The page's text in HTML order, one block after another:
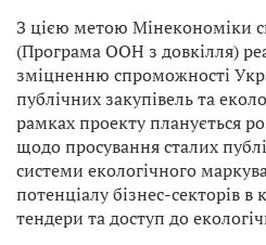
З цією метою Мінекономіки
(Програма ООН з довкілля)
зміцненню спроможності
публічних закупівель та
рамках проекту планується
щодо просування сталих
системи екологічного
потенціалу бізнес-секторів в
тендери та доступ до